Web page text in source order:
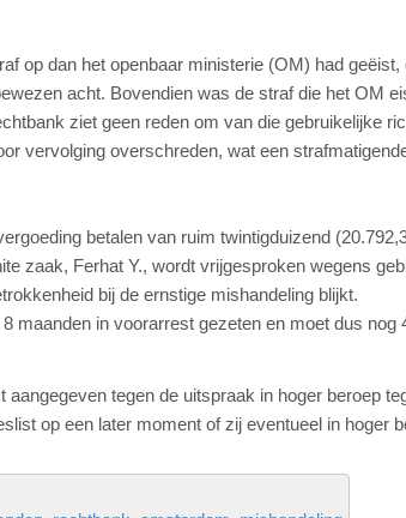
op dan het openbaar ministerie (OM) had
acht. Bovendien was de straf die het OM
ziet geen reden om van die gebruikelijke
vervolging overschreden, wat een
betalen van ruim twintigduizend
zaak, Ferhat Y., wordt vrijgesproken wegens
bij de ernstige mishandeling blijkt.
maanden in voorarrest gezeten en moet dus nog
aangegeven tegen de uitspraak in hoger beroep
op een later moment of zij eventueel in hoger